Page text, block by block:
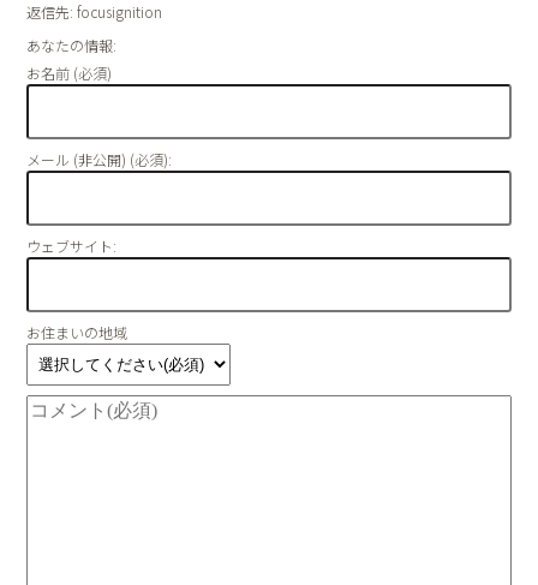
返信先: focusignition
あなたの情報:
お名前 (必須)
メール (非公開) (必須):
ウェブサイト:
お住まいの地域